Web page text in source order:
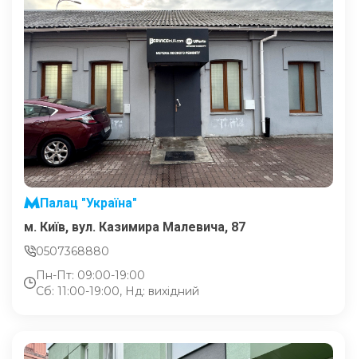
Палац "Україна"
м. Київ, вул. Казимира Малевича, 87
0507368880
Пн-Пт: 09:00-19:00
Сб: 11:00-19:00, Нд: вихідний